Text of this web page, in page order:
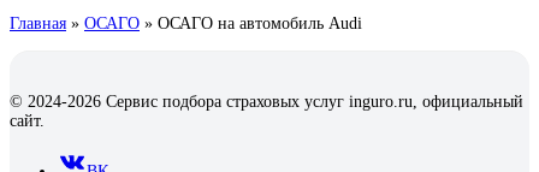
Главная » ОСАГО » ОСАГО на автомобиль Audi
© 2024-2026 Сервис подбора страховых услуг inguro.ru, официальный
сайт.